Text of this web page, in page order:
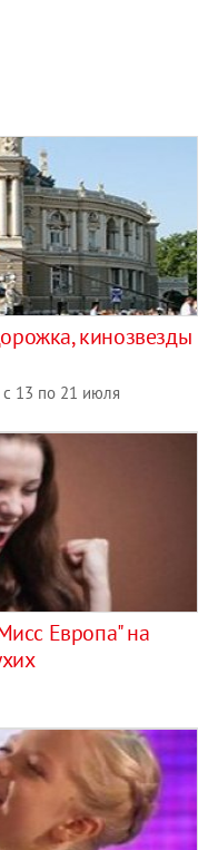
кинозвезды
с 13 по 21 июля
Европа" на